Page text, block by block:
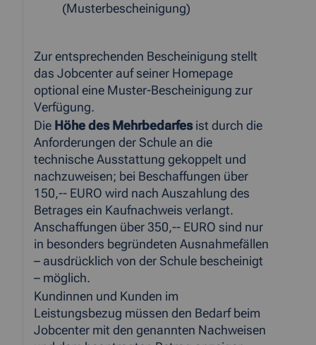
(Musterbescheinigung)
Zur entsprechenden Bescheinigung stellt
das Jobcenter auf seiner Homepage
optional eine Muster-Bescheinigung zur
Verfügung.
Die Höhe des Mehrbedarfesist durch die
Anforderungen der Schule an die
technische Ausstattung gekoppelt und
nachzuweisen; bei Beschaffungen über
150,-- EURO wird nach Auszahlung des
Betrages ein Kaufnachweis verlangt.
Anschaffungen über 350,-- EURO sind nur
in besonders begründeten Ausnahmefällen
– ausdrücklich von der Schule bescheinigt
– möglich.
Kundinnen und Kunden im
Leistungsbezug müssen den Bedarf beim
Jobcenter mit den genannten Nachweisen